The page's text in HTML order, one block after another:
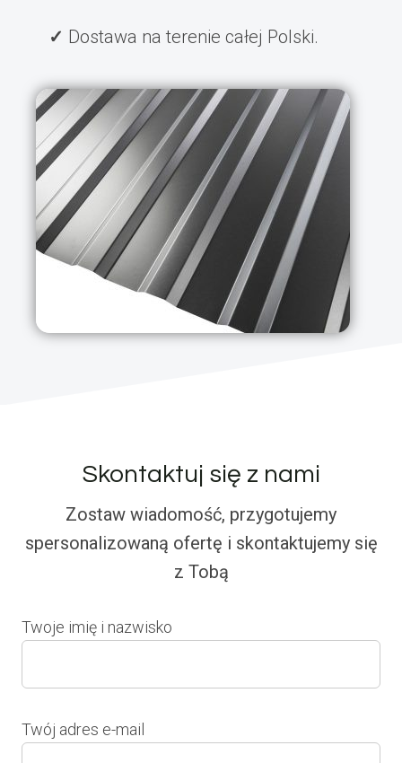
Dostawa na terenie całej Polski.
Skontaktuj się z nami
Zostaw wiadomość, przygotujemy
spersonalizowaną ofertę i skontaktujemy się
z Tobą
Twoje imię i nazwisko
Twój adres e-mail